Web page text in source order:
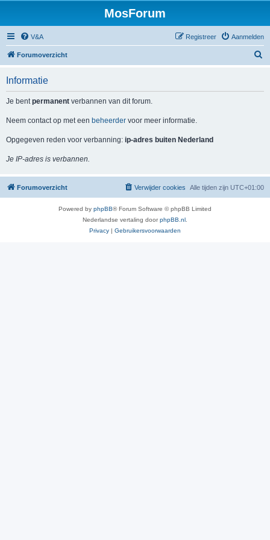
MosForum
V&A Aanmelden
Registreer
Forumoverzicht
Informatie
Je bentpermanent verbannen van dit forum.
Neem contact op met een beheerder voor meer informatie.
Opgegeven reden voor verbanning: ip-adres buiten Nederland
Je IP-adres is verbannen.
Forumoverzicht Alle tijden zijn UTC+01:00
Verwijder cookies
Powered by phpBB® Forum Software © phpBB Limited
Nederlandse vertaling doorphpBB.nl
Privacy | Gebruikersvoorwaarden